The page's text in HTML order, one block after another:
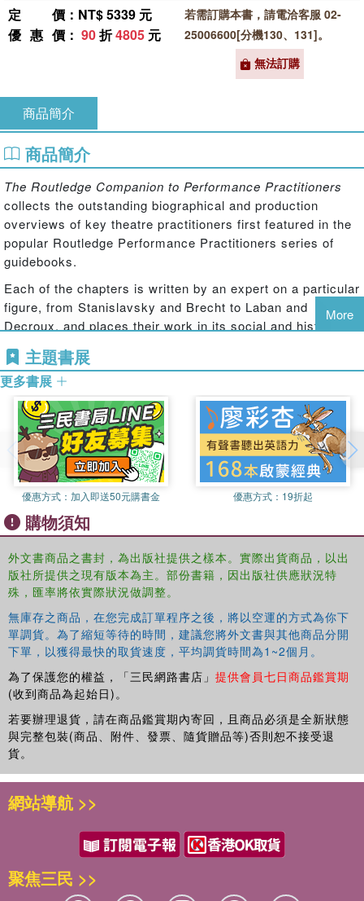
定價 ：NT$ 5339 元
優惠價 ： 90折4805 元
若需訂購本書，請電洽客服 02-
25006600[分機130、131]。
無法訂購
商品簡介
商品簡介
The Routledge Companion to Performance Practitioners
collects the outstanding biographical and production
overviews of key theatre practitioners first featured in the
popular Routledge Performance Practitioners series of
guidebooks.
Each of the chapters is written by an expert on a particular
figure, from Stanislavsky and Brecht to Laban and
Decroux, and places their work in its social and historical
indicate each practitioner''s theoretical approaches to
performance and the performer were manifested in
practice.
With all 22 practitioners from the original series
represented, this is the definitive first step for students,
scholars and practitioners hoping to acquaint themselves
with the leading names in performance, or deepen their
knowledge of these seminal figures.
More
主題書展
更多書展
優惠方式： 加入即送50元購書金 優惠方式： 19折起
購物須知
外文書商品之書封，為出版社提供之樣本。實際出貨商品，以出
版社所提供之現有版本為主。部份書籍，因出版社供應狀況特
殊，匯率將依實際狀況做調整。
無庫存之商品，在您完成訂單程序之後，將以空運的方式為你下
單調貨。為了縮短等待的時間，建議您將外文書與其他商品分開
下單，以獲得最快的取貨速度，平均調貨時間為1~2個月。
為了保護您的權益，「三民網路書店」 提供會員七日商品鑑賞期
(收到商品為起始日)。
若要辦理退貨，請在商品鑑賞期內寄回，且商品必須是全新狀態
與完整包裝(商品、附件、發票、隨貨贈品等)否則恕不接受退
貨。
網站導航 >>
聚焦三民 >>